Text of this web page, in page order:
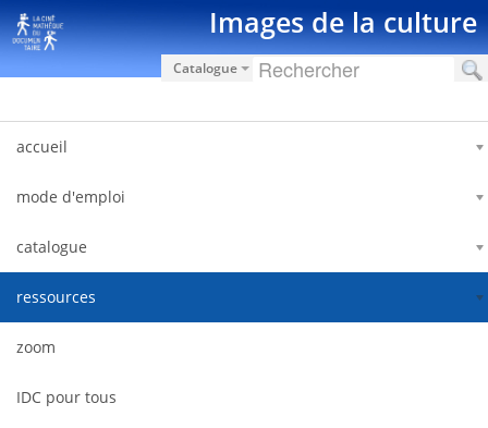
内容へスキップ Images de la culture
Catalogue
accueil
mode d'emploi
catalogue
ressources
zoom
IDC pour tous